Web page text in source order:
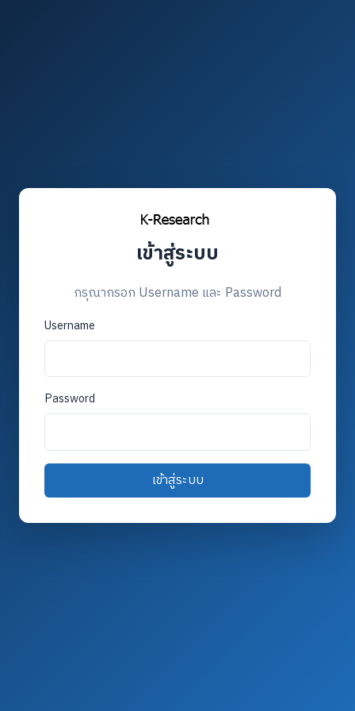
เข้าสู่ระบบ
กรุณากรอก Username และ Password
Username
Password
เข้าสู่ระบบ